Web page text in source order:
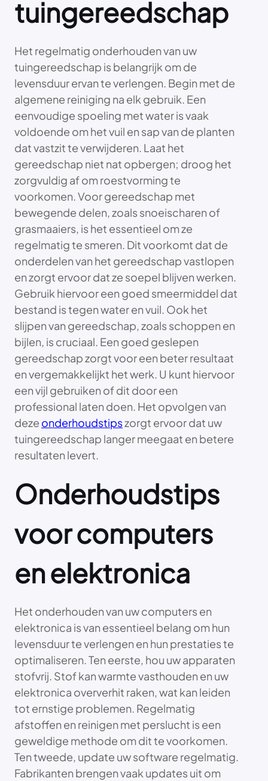
tuingereedschap
Het regelmatig onderhouden van uw
tuingereedschap is belangrijk om de
levensduur ervan te verlengen. Begin met de
algemene reiniging na elk gebruik. Een
eenvoudige spoeling met water is vaak
voldoende om het vuil en sap van de planten
dat vastzit te verwijderen. Laat het
gereedschap niet nat opbergen; droog het
zorgvuldig af om roestvorming te
voorkomen. Voor gereedschap met
bewegende delen, zoals snoeischaren of
grasmaaiers, is het essentieel om ze
regelmatig te smeren. Dit voorkomt dat de
onderdelen van het gereedschap vastlopen
en zorgt ervoor dat ze soepel blijven werken.
Gebruik hiervoor een goed smeermiddel dat
bestand is tegen water en vuil. Ook het
slijpen van gereedschap, zoals schoppen en
bijlen, is cruciaal. Een goed geslepen
gereedschap zorgt voor een beter resultaat
en vergemakkelijkt het werk. U kunt hiervoor
een vijl gebruiken of dit door een
professional laten doen. Het opvolgen van
deze onderhoudstipszorgt ervoor dat uw
tuingereedschap langer meegaat en betere
resultaten levert.
Onderhoudstips
voor computers
en elektronica
Het onderhouden van uw computers en
elektronica is van essentieel belang om hun
levensduur te verlengen en hun prestaties te
optimaliseren. Ten eerste, hou uw apparaten
stofvrij. Stof kan warmte vasthouden en uw
elektronica oververhit raken, wat kan leiden
tot ernstige problemen. Regelmatig
afstoffen en reinigen met perslucht is een
geweldige methode om dit te voorkomen.
Ten tweede, update uw software regelmatig.
Fabrikanten brengen vaak updates uit om